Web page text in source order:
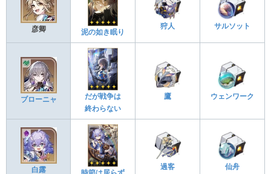
彦卿 泥の如き眠り
狩人 サルソット
ブローニャ
だが戦争は
終わらない
鷹 ウェンワーク
白露 時節は居らず
過客 仙舟